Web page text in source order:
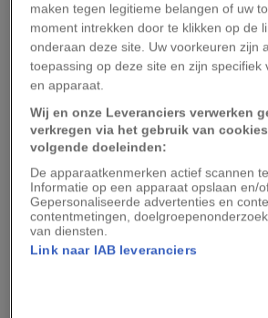
Ik wandel een blokje om langs
nauwelijks groter zijn dan twee
Elk met zijn eigen specialiteit:
frisdrank of vlees, vaak met een
direct naast. In tegenstelling tot
me voorspelden, kan ik redelijk
dwalen. Er wordt nauwelijks op
een enkele keer roept een kind
(vreemdeling) en biedt een
hosselaar zijn diensten aan:
maken tegen legitieme belangen of uw
moment intrekken door te klikken op de
onderaan deze site. Uw voorkeuren zijn
toepassing op deze site en zijn specifiek
en apparaat.
Wij en onze Leveranciers verwerken
verkregen via het gebruik van
volgende doeleinden:
De apparaatkenmerken actief scannen
Informatie op een apparaat opslaan en/
Gepersonaliseerde advertenties en
contentmetingen,
van diensten.
Link naar IAB leveranciers